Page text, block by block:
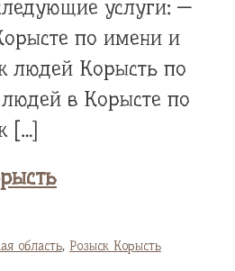
услуги: —
по имени и
людей Корысть по
в Корысте по
[…]
область, Розыск Корысть